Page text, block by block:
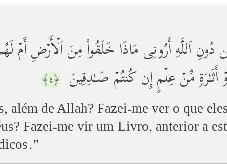
دُونِ ٱللَّهِ أَرُونِی مَاذَا خَلَقُواْ مِنَ ٱلۡأَرۡضِ أَمۡ
مِّنۡ عِلۡمٍ إِن كُنتُمۡ صَـٰدِقِینَ ﴿٤﴾
de Allah? Fazei-me ver o que
Fazei-me vir um Livro, anterior a